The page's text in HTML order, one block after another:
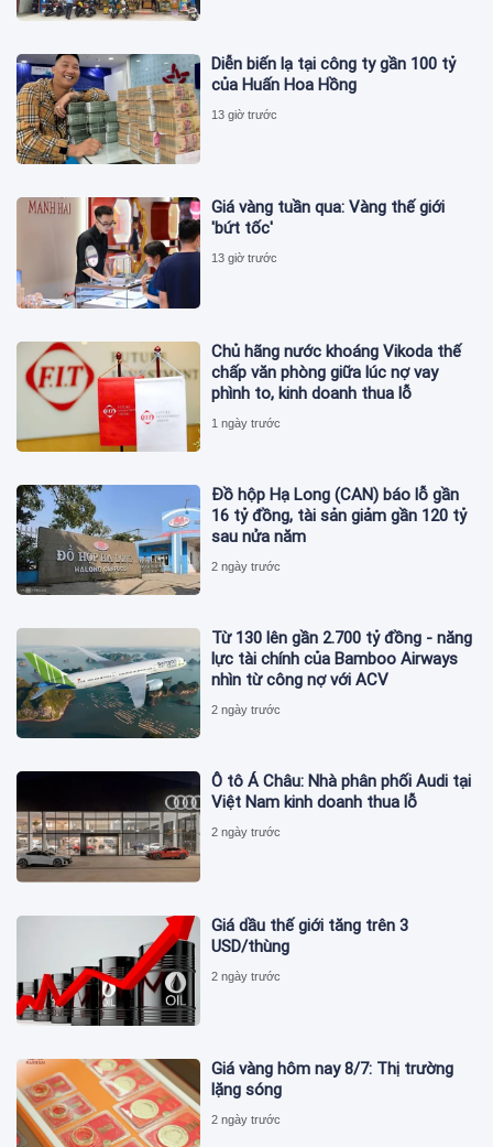
Diễn biến lạ tại công ty gần 100 tỷ
của Huấn Hoa Hồng
13 giờ trước
Giá vàng tuần qua: Vàng thế giới
'bứt tốc'
13 giờ trước
Chủ hãng nước khoáng Vikoda thế
chấp văn phòng giữa lúc nợ vay
phình to, kinh doanh thua lỗ
1 ngày trước
Đồ hộp Hạ Long (CAN) báo lỗ gần
16 tỷ đồng, tài sản giảm gần 120 tỷ
sau nửa năm
2 ngày trước
Từ 130 lên gần 2.700 tỷ đồng - năng
lực tài chính của Bamboo Airways
nhìn từ công nợ với ACV
2 ngày trước
Ô tô Á Châu: Nhà phân phối Audi tại
Việt Nam kinh doanh thua lỗ
2 ngày trước
Giá dầu thế giới tăng trên 3
USD/thùng
2 ngày trước
Giá vàng hôm nay 8/7: Thị trường
lặng sóng
2 ngày trước